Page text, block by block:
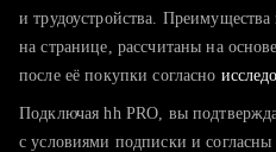
тратите много времени
хотите сравнить себя с
и трудоустройства.
на странице, рассчитаны на
после её покупки согласно
Подключая hh PRO, вы
с условиями подписки и